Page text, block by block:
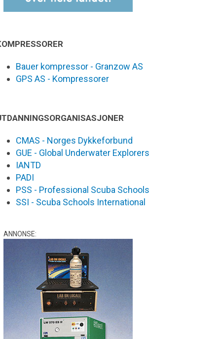
Bauer kompressor - Granzow AS
GPS AS - Kompressorer
CMAS - Norges Dykkeforbund
GUE - Global Underwater Explorers
IANTD
PADI
PSS - Professional Scuba Schools
SSI - Scuba Schools International
ANNONSE: